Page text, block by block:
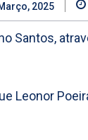
2025
Santos,
Leonor